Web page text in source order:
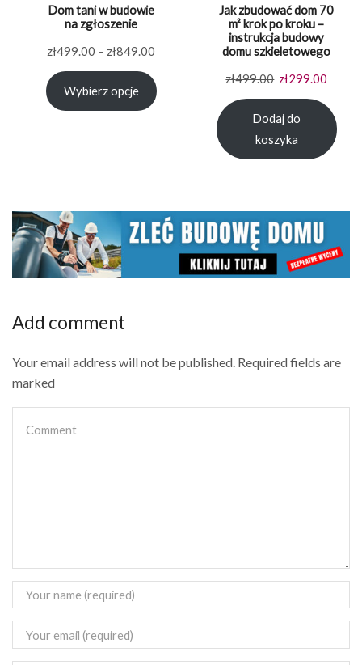
Dom tani w budowie
na zgłoszenie
zł499.00 – zł849.00
od
Wybierz opcje
Jak zbudować dom 70
m² krok po kroku –
instrukcja budowy
domu szkieletowego
zł499.00 Pierwotna
cena
wynosiła:
zł499.00.
zł299.00
Dodaj do
koszyka
Add comment
Your email address will not be published. Required fields are
marked